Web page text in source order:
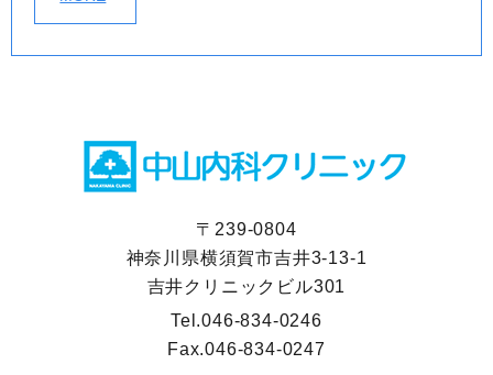
〒239-0804
神奈川県横須賀市吉井3-13-1
吉井クリニックビル301
Tel.046-834-0246
Fax.046-834-0247